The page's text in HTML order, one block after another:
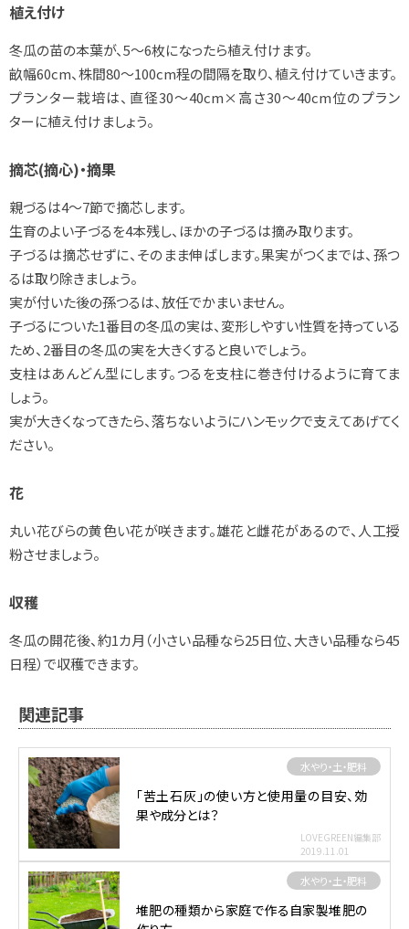
植え付け
冬瓜の苗の本葉が、5～6枚になったら植え付けます。
畝幅60cm、株間80～100cm程の間隔を取り、植え付けていきます。
プランター栽培は、直径30～40cm×高さ30～40cm位のプラン
ターに植え付けましょう。
摘芯(摘心)・摘果
親づるは4～7節で摘芯します。
生育のよい子づるを4本残し、ほかの子づるは摘み取ります。
子づるは摘芯せずに、そのまま伸ばします。果実がつくまでは、孫つ
るは取り除きましょう。
実が付いた後の孫つるは、放任でかまいません。
子づるについた1番目の冬瓜の実は、変形しやすい性質を持っている
ため、2番目の冬瓜の実を大きくすると良いでしょう。
支柱はあんどん型にします。つるを支柱に巻き付けるように育てま
しょう。
実が大きくなってきたら、落ちないようにハンモックで支えてあげてく
ださい。
花
丸い花びらの黄色い花が咲きます。雄花と雌花があるので、人工授
粉させましょう。
収穫
冬瓜の開花後、約1カ月（小さい品種なら25日位、大きい品種なら45
日程）で収穫できます。
関連記事
水やり・土・肥料
「苦土石灰」の使い方と使用量の目安、効
果や成分とは？
LOVEGREEN編集部
2019.11.01
水やり・土・肥料
堆肥の種類から家庭で作る自家製堆肥の